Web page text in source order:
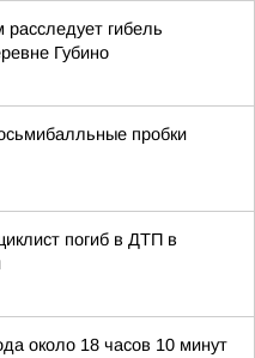
расследует гибель
Губино
пробки
погиб в ДТП в
около 18 часов 10 минут